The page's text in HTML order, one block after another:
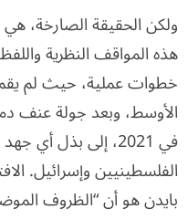
ولكن الحقيقة الصارخة، هي
هذه المواقف النظرية
خطوات عملية، حيث لم يقم
الأوسط، وبعد جولة عنف
في 2021، إلى بذل
الفلسطينيين وإسرائيل.
بايدن هو أن “الظروف